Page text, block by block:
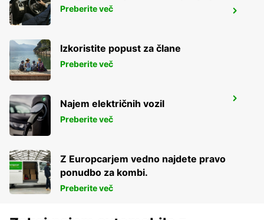
DURAZNO CITY
DURAZNO - URUGUAY
SALTO CITY
SALTO - URUGUAY
Preberite več
Izkoristite popust za člane
Preberite več
Najem električnih vozil
Preberite več
Z Europcarjem vedno najdete pravo
ponudbo za kombi.
Preberite več